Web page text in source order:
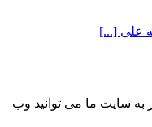
علی [...]
سایت ما می توانید وب